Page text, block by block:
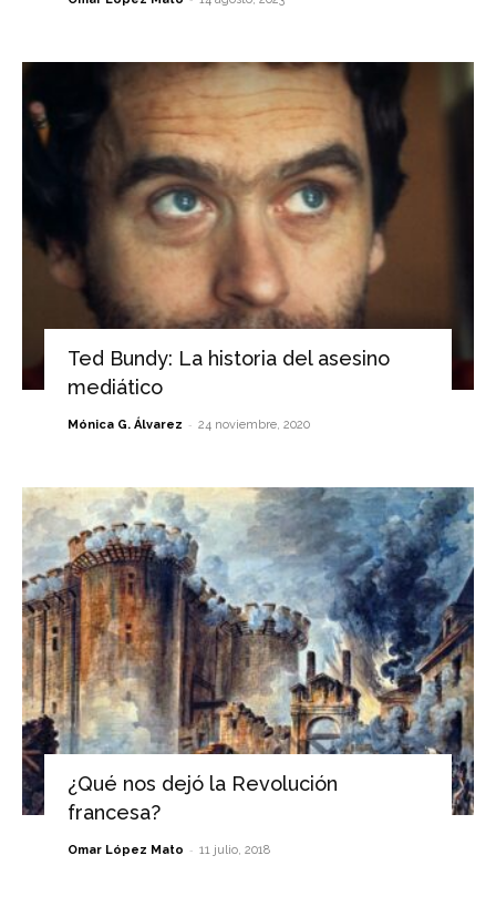
Ted Bundy: La historia del asesino
mediático
Mónica G. Álvarez - 24 noviembre, 2020
¿Qué nos dejó la Revolución
francesa?
Omar López Mato - 11 julio, 2018